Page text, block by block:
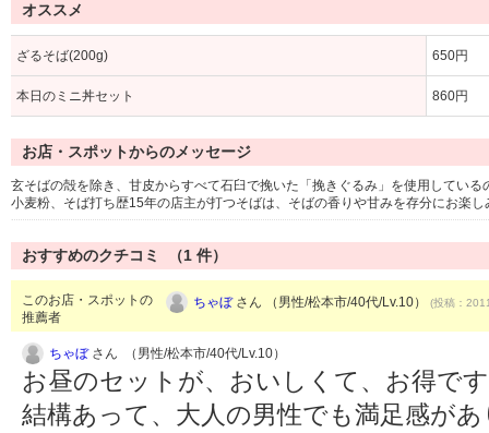
オススメ
ざるそば(200g) 650円
本日のミニ丼セット 860円
お店・スポットからのメッセージ
玄そばの殻を除き、甘皮からすべて石臼で挽いた「挽きぐるみ」を使用してい
小麦粉、そば打ち歴15年の店主が打つそばは、そばの香りや甘みを存分にお楽
おすすめのクチコミ （1 件）
このお店・スポットの
推薦者
ちゃぼさん （男性/松本市/40代/Lv.10） (投稿：
ちゃぼさん （男性/松本市/40代/Lv.10）
お昼のセットが、おいしくて、お得で
結構あって、大人の男性でも満足感が